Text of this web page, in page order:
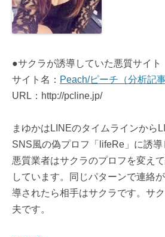
●サクラが誘導していた悪質サイト
サイト名： Peach/ピーチ（分析記
URL：http://pcline.jp/
まゆかはLINEのタイムラインから
SNS風の偽プロフ「lifeRe」に誘導
悪質業者はサクラのプロフを変え
しています。同じパターンで連絡
導されたら相手はサクラです。サ
夫です。